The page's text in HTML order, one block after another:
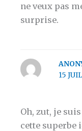
ne veux pas
surprise.
15
Oh, zut, je
cette superbe